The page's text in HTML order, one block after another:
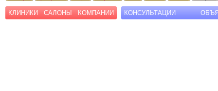
КЛИНИКИ САЛОНЫ КОМПАНИИ КОНСУЛЬТАЦИИ